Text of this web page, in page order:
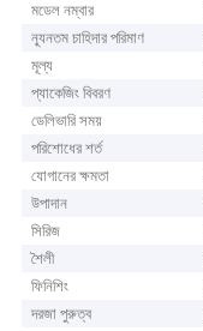
মডেল নম্বার
ন্যূনতম চাহিদার পরিমাণ
মূল্য
প্যাকেজিং বিবরণ
ডেলিভারি সময়
পরিশোধের শর্ত
যোগানের ক্ষমতা
উপাদান
সিরিজ
শৈলী
ফিনিশিং
দরজা পুরুত্ব